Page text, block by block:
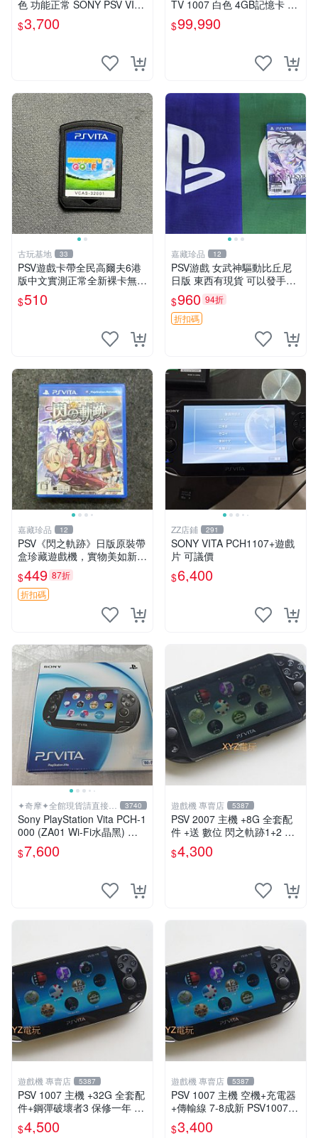
色 功能正常 SONY PSV VITA
主機 2000~3000型 二手功能
正常 賣3千5~4千也可用各式
$3,700
TV 1007 白色 4GB記憶卡 PS
3手把(白) 書盒完整 【台中恐
龍電玩】
$99,990
古玩基地 33
PSV遊戲卡帶全民高爾夫6港
版中文實測正常全新裸卡無保
售不退換單次購兩張以上再享
優惠 全民高爾夫6 PSV 港版
$510
嘉藏珍品 12
PSV游戲 女武神驅動比丘尼
日版 東西有現貨 可以發手物
品 無質量問題售不退不換
$960 94折
折扣碼
嘉藏珍品 12
PSV《閃之軌跡》日版原裝帶
盒珍藏遊戲機，實物美如新，
嚴選推薦 閃之軌跡 日版 PSV
原裝帶盒
$449 87折
折扣碼
ZZ店鋪 291
SONY VITA PCH1107+遊戲
片 可議價
$6,400
✦奇摩✦全館現貨請直接下
標
3740
Sony PlayStation Vita PCH-1
000 (ZA01 Wi-Fi水晶黑) 掌
上遊戲機 5英吋多點觸控螢幕
$7,600
遊戲機 專賣店 5387
PSV 2007 主機 +8G 全套配
件 +送 數位 閃之軌跡1+2 保
修一年 品質有保障
$4,300
遊戲機 專賣店 5387
PSV 1007 主機 +32G 全套配
件+鋼彈破壞者3 保修一年 品
質有保障 psvita
$4,500
遊戲機 專賣店 5387
PSV 1007 主機 空機+充電器
+傳輸線 7-8成新 PSV1007
一年保修
$3,400